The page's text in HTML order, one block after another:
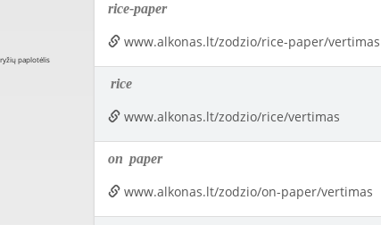
rice-paper
www.alkonas.lt/zodzio/rice-paper/vertimas
rice
www.alkonas.lt/zodzio/rice/vertimas
on paper
www.alkonas.lt/zodzio/on-paper/vertimas